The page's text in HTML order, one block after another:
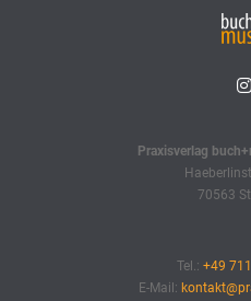
Praxisverlag
70563
Tel.: +49
E-Mail: